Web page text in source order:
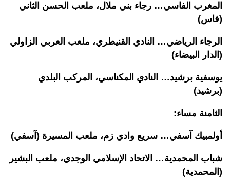
المغرب الفاسي… رجاء بني ملال، ملعب الحسن الثاني
(فاس)
الرجاء الرياضي… النادي القنيطري، ملعب العربي الزاولي
(الدار البيضاء)
يوسفية برشيد… النادي المكناسي، المركب البلدي
(برشيد)
الثامنة مساء:
أولمبيك آسفي… سريع وادي زم، ملعب المسيرة (آسفي)
شباب المحمدية… الاتحاد الإسلامي الوجدي، ملعب البشير
(المحمدية)